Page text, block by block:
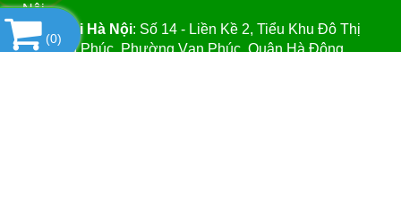
Nội.
VPGD tại Hà Nội: Số 14 - Liền Kề 2, Tiểu Khu Đô Thị
Mới Vạn Phúc, Phường Vạn Phúc, Quận Hà Đông,
(0)